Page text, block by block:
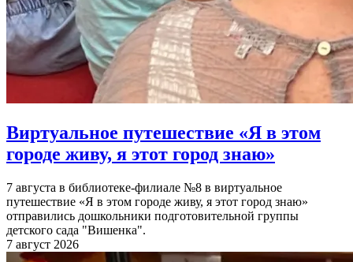
Виртуальное путешествие «Я в этом
городе живу, я этот город знаю»
7 августа в библиотеке-филиале №8 в виртуальное
путешествие «Я в этом городе живу, я этот город знаю»
отправились дошкольники подготовительной группы
детского сада "Вишенка".
7 август 2026